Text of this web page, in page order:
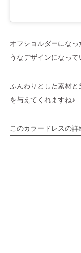
オフショルダーにな
うなデザインになって
ふんわりとした素材
を与えてくれますね♪
このカラードレスの詳